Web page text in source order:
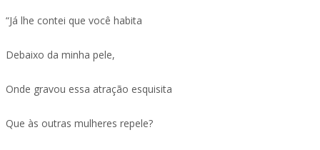
“Já lhe contei que você habita
Debaixo da minha pele,
Onde gravou essa atração esquisita
Que às outras mulheres repele?